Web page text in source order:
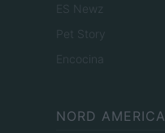
ES Newz
Pet Story
Encocina
NORD AMERICA